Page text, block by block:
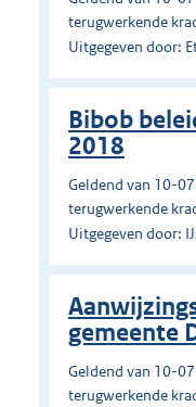
terugwerkende
Uitgegeven door:
Bibob
2018
Geldend van 10-
terugwerkende
Uitgegeven door:
gemeente
Geldend van 10-
terugwerkende